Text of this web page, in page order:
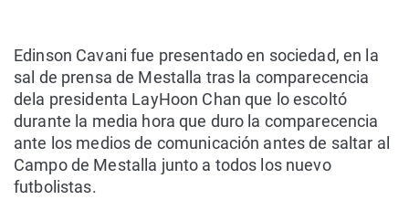
Edinson Cavani fue presentado en sociedad, en la
sal de prensa de Mestalla tras la comparecencia
dela presidenta LayHoon Chan que lo escoltó
durante la media hora que duro la comparecencia
ante los medios de comunicación antes de saltar al
Campo de Mestalla junto a todos los nuevo
futbolistas.